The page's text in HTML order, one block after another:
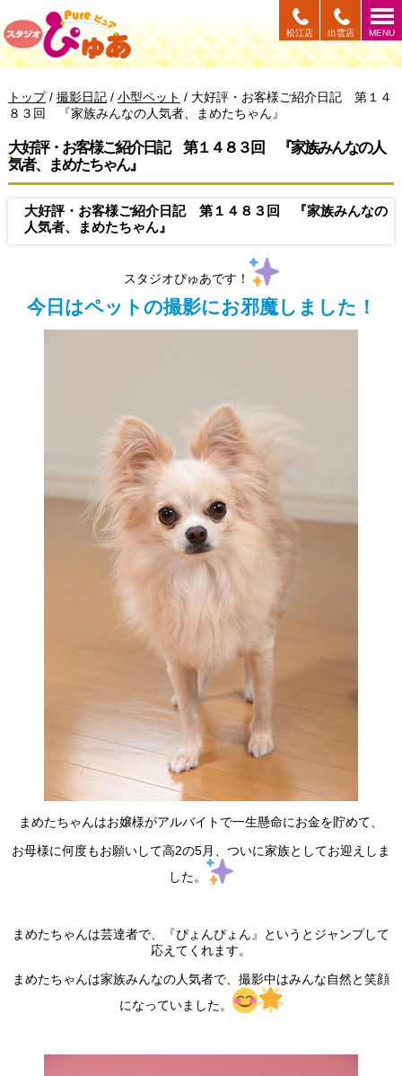
このページの本文へ
MENU
出雲店
松江店
現
在
位
置：
トップ/ 撮影日記/ 小型ペット / 大好評・お客様ご紹介日記 第１４
８３回 『家族みんなの人気者、まめたちゃん』
大好評・お客様ご紹介日記 第１４８３回 『家族みんなの人
気者、まめたちゃん』
大好評・お客様ご紹介日記 第１４８３回 『家族みんなの
人気者、まめたちゃん』
スタジオぴゅあです！
今日はペットの撮影にお邪魔しました！
まめたちゃんはお嬢様がアルバイトで一生懸命にお金を貯めて、
お母様に何度もお願いして高2の5月、ついに家族としてお迎えしま
した。
まめたちゃんは芸達者で、『ぴょんぴょん』というとジャンプして
応えてくれます。
まめたちゃんは家族みんなの人気者で、撮影中はみんな自然と笑顔
になっていました。